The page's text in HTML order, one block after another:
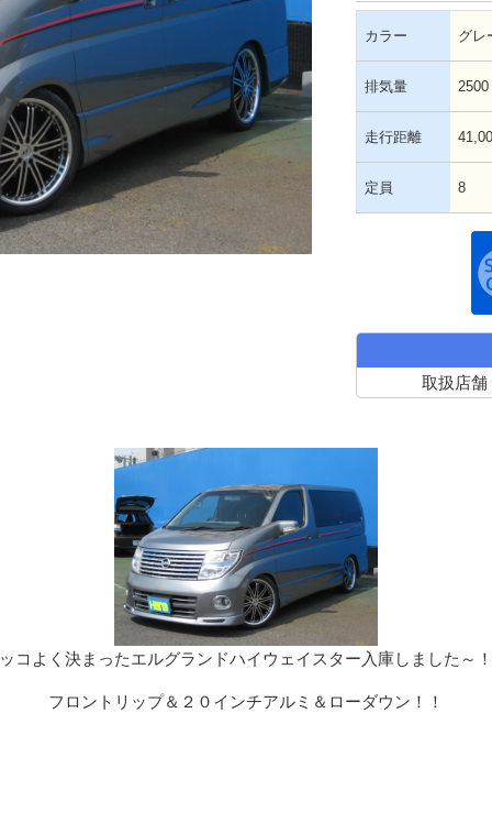
カラー グレ
排気量 2500
走行距離
定員 8
取扱店舗
コよく決まったエルグランドハイウェイスター入庫しました～
フロントリップ＆２０インチアルミ＆ローダウン！！